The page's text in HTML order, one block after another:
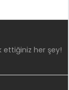
ettiğiniz her şey!